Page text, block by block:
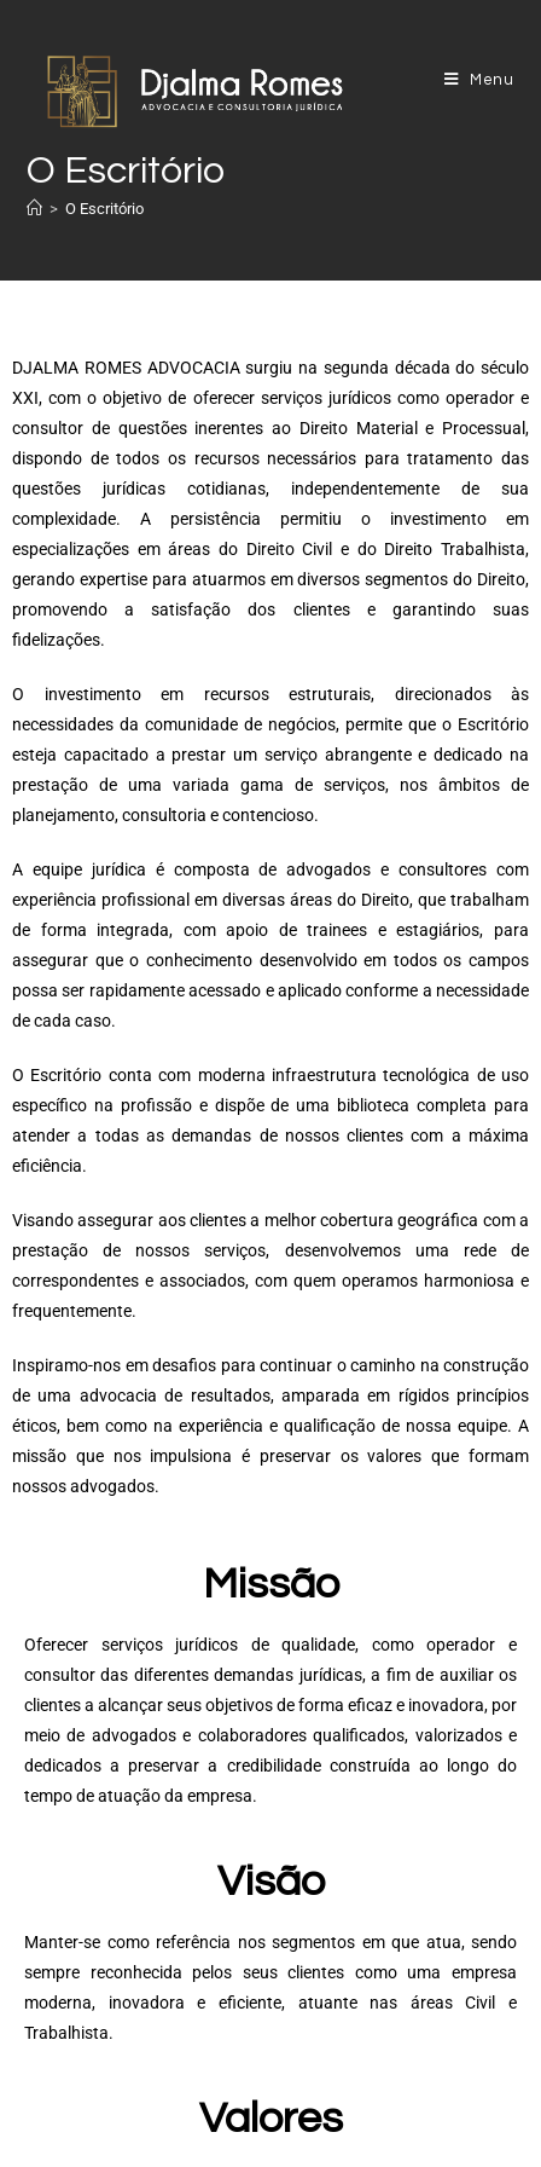
Menu
O Escritório
> O Escritório
DJALMA ROMES ADVOCACIA surgiu na segunda década do século
XXI, com o objetivo de oferecer serviços jurídicos como operador e
consultor de questões inerentes ao Direito Material e Processual,
dispondo de todos os recursos necessários para tratamento das
questões jurídicas cotidianas, independentemente de sua
complexidade. A persistência permitiu o investimento em
especializações em áreas do Direito Civil e do Direito Trabalhista,
gerando expertise para atuarmos em diversos segmentos do Direito,
promovendo a satisfação dos clientes e garantindo suas
fidelizações.
O investimento em recursos estruturais, direcionados às
necessidades da comunidade de negócios, permite que o Escritório
esteja capacitado a prestar um serviço abrangente e dedicado na
prestação de uma variada gama de serviços, nos âmbitos de
planejamento, consultoria e contencioso.
A equipe jurídica é composta de advogados e consultores com
experiência profissional em diversas áreas do Direito, que trabalham
de forma integrada, com apoio de trainees e estagiários, para
assegurar que o conhecimento desenvolvido em todos os campos
possa ser rapidamente acessado e aplicado conforme a necessidade
de cada caso.
O Escritório conta com moderna infraestrutura tecnológica de uso
específico na profissão e dispõe de uma biblioteca completa para
atender a todas as demandas de nossos clientes com a máxima
eficiência.
Visando assegurar aos clientes a melhor cobertura geográfica com a
prestação de nossos serviços, desenvolvemos uma rede de
correspondentes e associados, com quem operamos harmoniosa e
frequentemente.
Inspiramo-nos em desafios para continuar o caminho na construção
de uma advocacia de resultados, amparada em rígidos princípios
éticos, bem como na experiência e qualificação de nossa equipe. A
missão que nos impulsiona é preservar os valores que formam
nossos advogados.
Missão
Oferecer serviços jurídicos de qualidade, como operador e
consultor das diferentes demandas jurídicas, a fim de auxiliar os
clientes a alcançar seus objetivos de forma eficaz e inovadora, por
meio de advogados e colaboradores qualificados, valorizados e
dedicados a preservar a credibilidade construída ao longo do
tempo de atuação da empresa.
Visão
Manter-se como referência nos segmentos em que atua, sendo
sempre reconhecida pelos seus clientes como uma empresa
moderna, inovadora e eficiente, atuante nas áreas Civil e
Trabalhista.
Valores